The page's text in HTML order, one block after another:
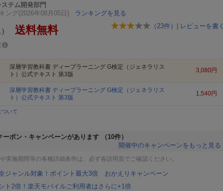
テム開発部門
ング(2026年08月05日)
ランキングを見る
（ 23件） | レビューを書く
送料無料
深層学習教科書 ディープラーニング G検定（ジェネラリス
ト）公式テキスト 第3版
3,080円
深層学習教科書 ディープラーニング G検定（ジェネラリス
ト）公式テキスト 第3版
1,540円
ついて
ーポン・キャンペーンがあります
（10件）
開催中のキャンペーンをもっと見る
実施期間等の各種詳細条件は、必ず各説明頁でご確認ください。
全ジャンル対象！ポイント最大3倍 おかえりキャンペーン
ト2倍！楽天モバイルご利用者はさらに+1倍